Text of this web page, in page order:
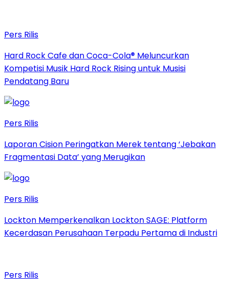
Pers Rilis
Hard Rock Cafe dan Coca-Cola® Meluncurkan
Kompetisi Musik Hard Rock Rising untuk Musisi
Pendatang Baru
Pers Rilis
Laporan Cision Peringatkan Merek tentang ‘Jebakan
Fragmentasi Data’ yang Merugikan
Pers Rilis
Lockton Memperkenalkan Lockton SAGE: Platform
Kecerdasan Perusahaan Terpadu Pertama di Industri
Pers Rilis